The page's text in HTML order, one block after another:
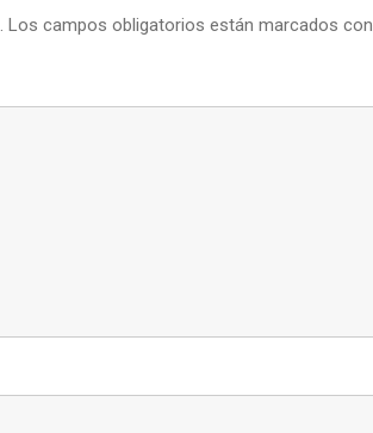
Los campos obligatorios están marcados con